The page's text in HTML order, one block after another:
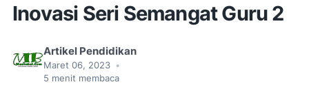
Inovasi Seri Semangat Guru 2
Artikel Pendidikan
Maret 06, 2023 •
5 menit membaca